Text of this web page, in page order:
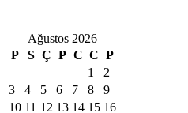
Ağustos 2026
P
S Ç P C C P
1
2
3
4 5 6 7 8
9
10 11 12 13 14 15 16